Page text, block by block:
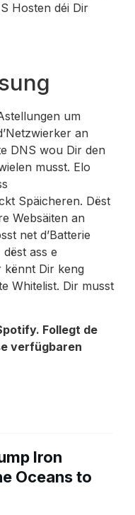
Hosten déi Dir
um
an
DNS wou Dir den
musst. Elo
Späicheren. Dëst
Websäiten an
net d’Batterie
ass e
kënnt Dir keng
Whitelist. Dir musst
. Follegt de
verfügbaren
Iron
Oceans to